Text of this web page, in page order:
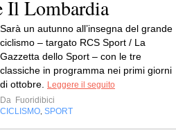
Il Lombardia
Sarà un autunno all’insegna del grande
ciclismo – targato RCS Sport / La
Gazzetta dello Sport – con le tre
classiche in programma nei primi giorni
di ottobre.
Leggere il seguito
Da Fuoridibici
CICLISMO SPORT